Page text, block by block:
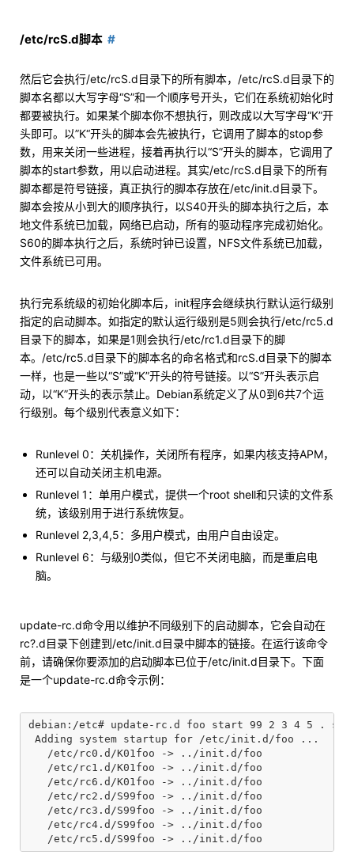
/etc/rcS.d脚本
然后它会执行/etc/rcS.d目录下的所有脚本，/etc/rcS.d目录下的
脚本名都以大写字母“S”和一个顺序号开头，它们在系统初始化时
都要被执行。如果某个脚本你不想执行，则改成以大写字母“K”开
头即可。以”K“开头的脚本会先被执行，它调用了脚本的stop参
数，用来关闭一些进程，接着再执行以“S”开头的脚本，它调用了
脚本的start参数，用以启动进程。其实/etc/rcS.d目录下的所有
脚本都是符号链接，真正执行的脚本存放在/etc/init.d目录下。
脚本会按从小到大的顺序执行，以S40开头的脚本执行之后，本
地文件系统已加载，网络已启动，所有的驱动程序完成初始化。
S60的脚本执行之后，系统时钟已设置，NFS文件系统已加载，
文件系统已可用。
执行完系统级的初始化脚本后，init程序会继续执行默认运行级别
指定的启动脚本。如指定的默认运行级别是5则会执行/etc/rc5.d
目录下的脚本，如果是1则会执行/etc/rc1.d目录下的脚
本。/etc/rc5.d目录下的脚本名的命名格式和rcS.d目录下的脚本
一样，也是一些以“S”或“K”开头的符号链接。以“S”开头表示启
动，以“K”开头的表示禁止。Debian系统定义了从0到6共7个运
行级别。每个级别代表意义如下：
Runlevel 0：关机操作，关闭所有程序，如果内核支持APM，
还可以自动关闭主机电源。
Runlevel 1：单用户模式，提供一个root shell和只读的文件系
统，该级别用于进行系统恢复。
Runlevel 2,3,4,5：多用户模式，由用户自由设定。
Runlevel 6：与级别0类似，但它不关闭电脑，而是重启电
脑。
update-rc.d命令用以维护不同级别下的启动脚本，它会自动在
rc?.d目录下创建到/etc/init.d目录中脚本的链接。在运行该命令
前，请确保你要添加的启动脚本已位于/etc/init.d目录下。下面
是一个update-rc.d命令示例：
debian:/etc# update-rc.d foo start 99 2 3 4 5 .
Adding system startup for /etc/init.d/foo ...
   /etc/rc0.d/K01foo -> ../init.d/foo
   /etc/rc1.d/K01foo -> ../init.d/foo
   /etc/rc6.d/K01foo -> ../init.d/foo
   /etc/rc2.d/S99foo -> ../init.d/foo
   /etc/rc3.d/S99foo -> ../init.d/foo
   /etc/rc4.d/S99foo -> ../init.d/foo